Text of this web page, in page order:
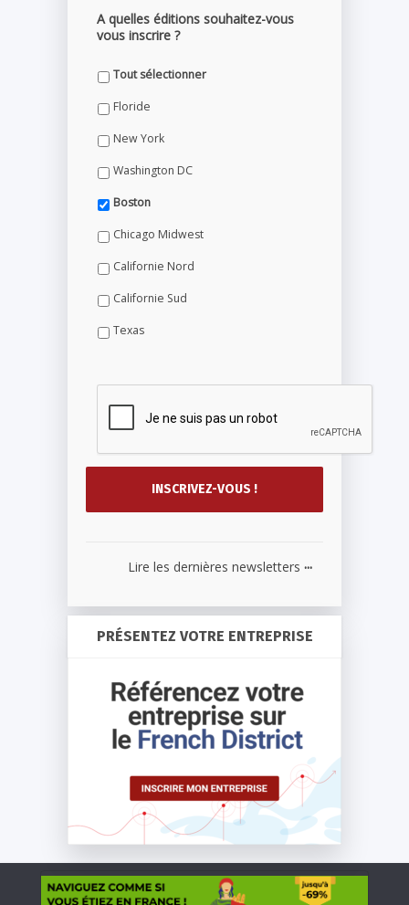
A quelles éditions souhaitez-vous
vous inscrire ?
Tout sélectionner
Floride
New York
Washington DC
Boston
Chicago Midwest
Californie Nord
Californie Sud
Texas
Lire les dernières newsletters ...
PRÉSENTEZ VOTRE ENTREPRISE